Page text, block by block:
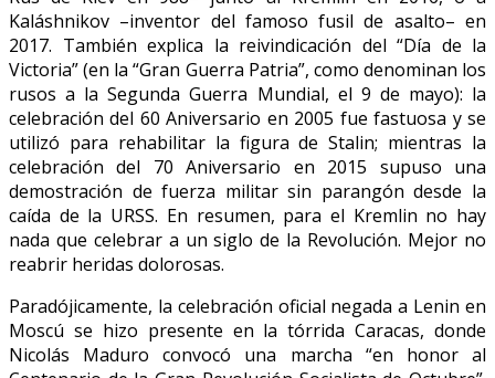
Kaláshnikov –inventor del famoso fusil de asalto– en
2017. También explica la reivindicación del “Día de la
Victoria” (en la “Gran Guerra Patria”, como denominan los
rusos a la Segunda Guerra Mundial, el 9 de mayo): la
celebración del 60 Aniversario en 2005 fue fastuosa y se
utilizó para rehabilitar la figura de Stalin; mientras la
celebración del 70 Aniversario en 2015 supuso una
demostración de fuerza militar sin parangón desde la
caída de la URSS. En resumen, para el Kremlin no hay
nada que celebrar a un siglo de la Revolución. Mejor no
reabrir heridas dolorosas.
Paradójicamente, la celebración oficial negada a Lenin en
Moscú se hizo presente en la tórrida Caracas, donde
Nicolás Maduro convocó una marcha “en honor al